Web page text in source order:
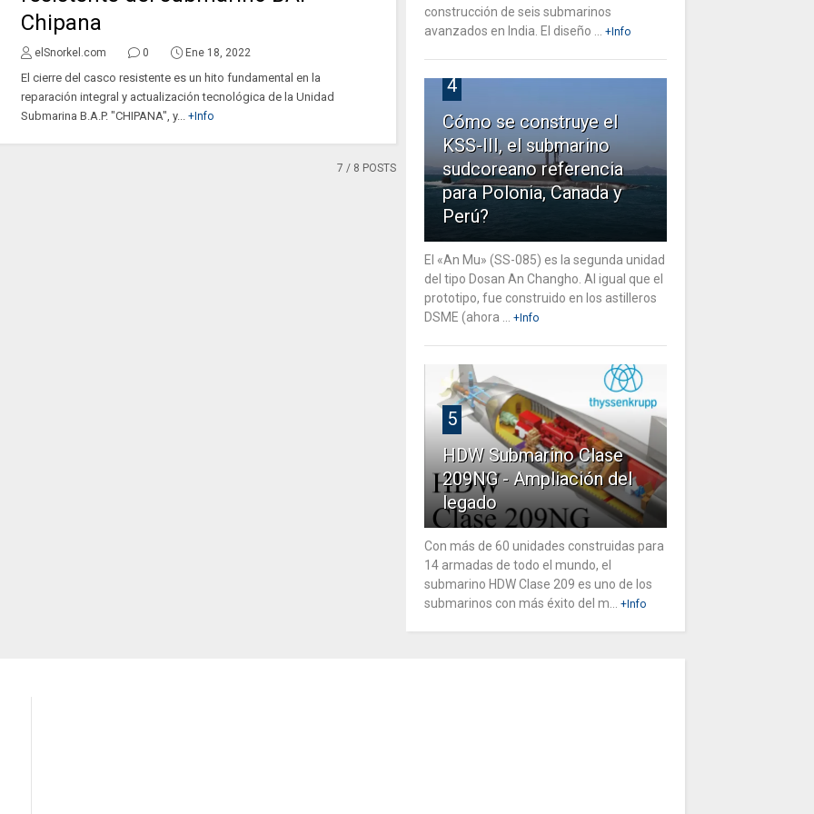
Chipana
elSnorkel.com 0 Ene 18, 2022
El cierre del casco resistente es un hito fundamental en la
reparación integral y actualización tecnológica de la Unidad
Submarina B.A.P. "CHIPANA", y... +Info
7 / 8 POSTS
construcción de seis submarinos
avanzados en India. El diseño ...
+Info
4
Cómo se construye el
KSS-III, el submarino
sudcoreano referencia
para Polonia, Canada y
Perú?
El «An Mu» (SS-085) es la segunda unidad
del tipo Dosan An Changho. Al igual que el
prototipo, fue construido en los astilleros
DSME (ahora ...
+Info
5
HDW Submarino Clase
209NG - Ampliación del
legado
Con más de 60 unidades construidas para
14 armadas de todo el mundo, el
submarino HDW Clase 209 es uno de los
submarinos con más éxito del m...
+Info